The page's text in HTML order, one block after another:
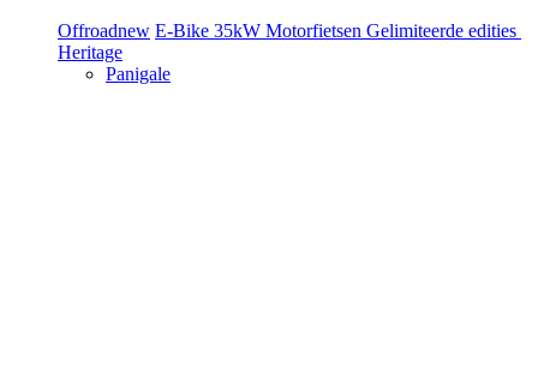
Offroadnew E-Bike 35kW Motorfietsen Gelimiteerde edities
Heritage
Panigale